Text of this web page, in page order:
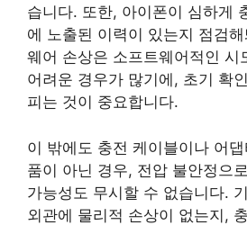
습니다. 또한, 아이폰이 심하게
에 노출된 이력이 있는지 점검
웨어 손상은 소프트웨어적인 시
어려운 경우가 많기에, 초기 확
피는 것이 중요합니다.
이 밖에도 충전 케이블이나 어
품이 아닌 경우, 전압 불안정으
가능성도 무시할 수 없습니다.
외관에 물리적 손상이 없는지,